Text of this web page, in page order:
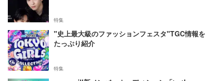
特集
"史上最大級のファッションフェスタ"TGC情報を
たっぷり紹介
特集